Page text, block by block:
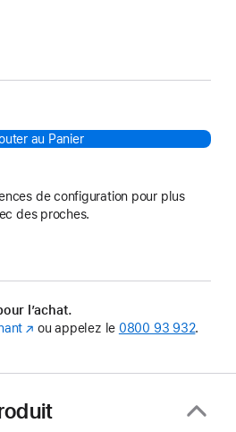
au Panier
de configuration pour plus
des proches.
l’achat.
(s’ouvre
ou appelez le 0800 93 932.